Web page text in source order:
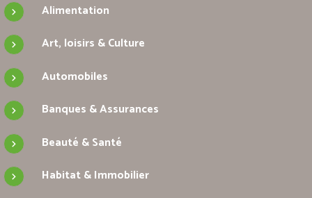
Alimentation
Art, loisirs & Culture
Automobiles
Banques & Assurances
Beauté & Santé
Habitat & Immobilier